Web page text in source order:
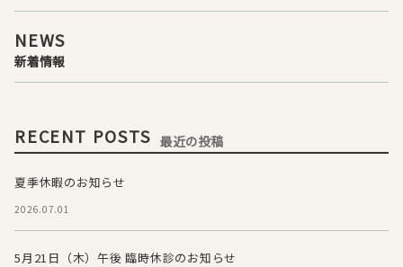
NEWS
新着情報
RECENT POSTS 最近の投稿
夏季休暇のお知らせ
2026.07.01
5月21日（木）午後 臨時休診のお知らせ